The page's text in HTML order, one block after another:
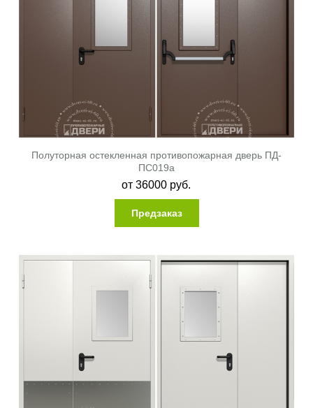
Полуторная остекленная противопожарная дверь ПД-
ПС019a
от36000 руб.
Предзаказ